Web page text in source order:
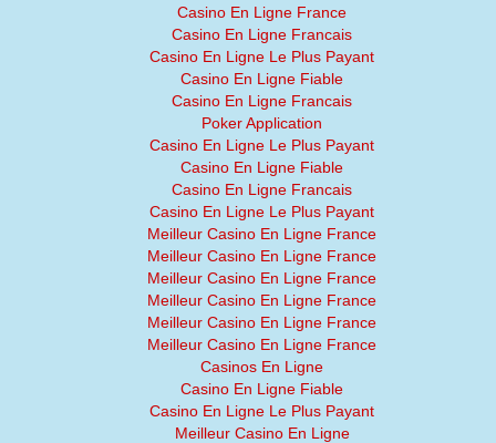
Casino En Ligne France
Casino En Ligne Francais
Casino En Ligne Le Plus Payant
Casino En Ligne Fiable
Casino En Ligne Francais
Poker Application
Casino En Ligne Le Plus Payant
Casino En Ligne Fiable
Casino En Ligne Francais
Casino En Ligne Le Plus Payant
Meilleur Casino En Ligne France
Meilleur Casino En Ligne France
Meilleur Casino En Ligne France
Meilleur Casino En Ligne France
Meilleur Casino En Ligne France
Meilleur Casino En Ligne France
Casinos En Ligne
Casino En Ligne Fiable
Casino En Ligne Le Plus Payant
Meilleur Casino En Ligne